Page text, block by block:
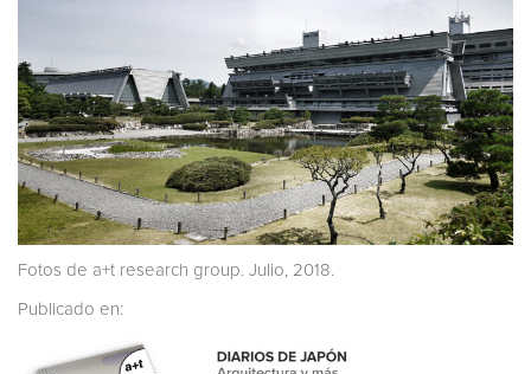
Fotos de a+t research group. Julio, 2018.
Publicado en: